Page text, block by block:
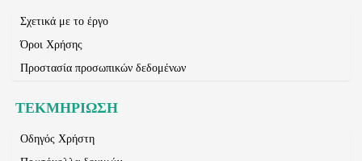
Σχετικά με το έργο
Όροι Χρήσης
Προστασία προσωπικών δεδομένων
ΤΕΚΜΗΡΙΩΣΗ
Οδηγός Χρήστη